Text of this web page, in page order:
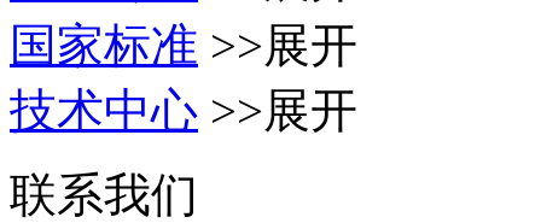
国家标准 >>展开
技术中心 >>展开
联系我们